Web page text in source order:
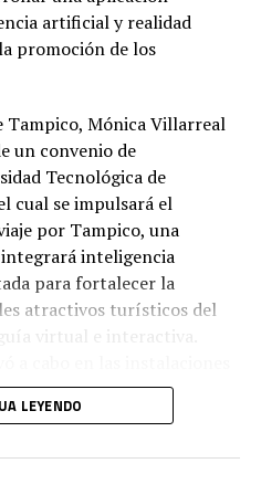
de la Industria de la
las capacitaciones
Federal del Consumidor
de productos de
para pisos y champú.
que estas herramientas
artificial y realidad
promoción de los
Tampico, Mónica Villarreal
un convenio de
Tecnológica de
cual se impulsará el
por Tampico, una
inteligencia
para fortalecer la
atractivos turísticos del
virtual e interactiva.
contó con la participación
DIF Tampico, Luz Adriana
LEYENDO